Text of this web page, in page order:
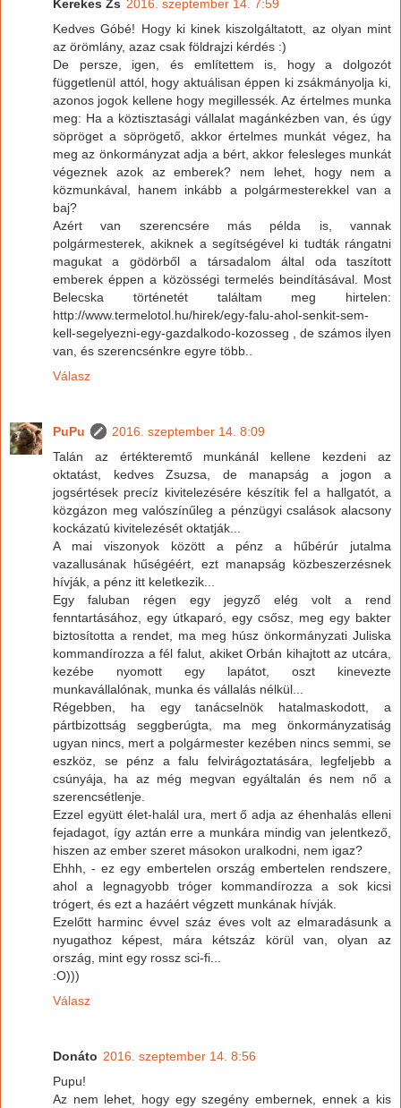
Kerekes Zs 2016. szeptember 14. 7:59
Kedves Góbé! Hogy ki kinek kiszolgáltatott, az olyan mint
az örömlány, azaz csak földrajzi kérdés :)
De persze, igen, és említettem is, hogy a dolgozót
függetlenül attól, hogy aktuálisan éppen ki zsákmányolja ki,
azonos jogok kellene hogy megillessék. Az értelmes munka
meg: Ha a köztisztasági vállalat magánkézben van, és úgy
söpröget a söprögető, akkor értelmes munkát végez, ha
meg az önkormányzat adja a bért, akkor felesleges munkát
végeznek azok az emberek? nem lehet, hogy nem a
közmunkával, hanem inkább a polgármesterekkel van a
baj?
Azért van szerencsére más példa is, vannak
polgármesterek, akiknek a segítségével ki tudták rángatni
magukat a gödörből a társadalom által oda taszított
emberek éppen a közösségi termelés beindításával. Most
Belecska történetét találtam meg hirtelen:
http://www.termelotol.hu/hirek/egy-falu-ahol-senkit-sem-
kell-segelyezni-egy-gazdalkodo-kozosseg , de számos ilyen
van, és szerencsénkre egyre több..
Válasz
PuPu
2016. szeptember 14. 8:09
Talán az értékteremtő munkánál kellene kezdeni az
oktatást, kedves Zsuzsa, de manapság a jogon a
jogsértések precíz kivitelezésére készítik fel a hallgatót, a
közgázon meg valószínűleg a pénzügyi csalások alacsony
kockázatú kivitelezését oktatják...
A mai viszonyok között a pénz a hűbérúr jutalma
vazallusának hűségéért, ezt manapság közbeszerzésnek
hívják, a pénz itt keletkezik...
Egy faluban régen egy jegyző elég volt a rend
fenntartásához, egy útkaparó, egy csősz, meg egy bakter
biztosította a rendet, ma meg húsz önkormányzati Juliska
kommandírozza a fél falut, akiket Orbán kihajtott az utcára,
kezébe nyomott egy lapátot, oszt kinevezte
munkavállalónak, munka és vállalás nélkül...
Régebben, ha egy tanácselnök hatalmaskodott, a
pártbizottság seggberúgta, ma meg önkormányzatiság
ugyan nincs, mert a polgármester kezében nincs semmi, se
eszköz, se pénz a falu felvirágoztatására, legfeljebb a
csúnyája, ha az még megvan egyáltalán és nem nő a
szerencsétlenje.
Ezzel együtt élet-halál ura, mert ő adja az éhenhalás elleni
fejadagot, így aztán erre a munkára mindig van jelentkező,
hiszen az ember szeret másokon uralkodni, nem igaz?
Ehhh, - ez egy embertelen ország embertelen rendszere,
ahol a legnagyobb tróger kommandírozza a sok kicsi
trógert, és ezt a hazáért végzett munkának hívják.
Ezelőtt harminc évvel száz éves volt az elmaradásunk a
nyugathoz képest, mára kétszáz körül van, olyan az
ország, mint egy rossz sci-fi...
:O)))
Válasz
Donáto 2016. szeptember 14. 8:56
Pupu!
Az nem lehet, hogy egy szegény embernek, ennek a kis